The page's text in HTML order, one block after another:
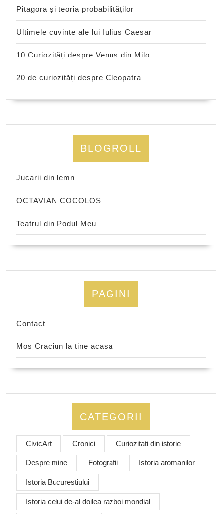
Pitagora și teoria probabilităților
Ultimele cuvinte ale lui Iulius Caesar
10 Curiozități despre Venus din Milo
20 de curiozități despre Cleopatra
BLOGROLL
Jucarii din lemn
OCTAVIAN COCOLOS
Teatrul din Podul Meu
PAGINI
Contact
Mos Craciun la tine acasa
CATEGORII
CivicArt Cronici Curiozitati din istorie
Despre mine Fotografii Istoria aromanilor
Istoria Bucurestiului
Istoria celui de-al doilea razboi mondial